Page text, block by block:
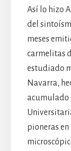
Así lo hizo
del
meses
carmelitas
estudiado
Navarra,
acumulado
pioneras